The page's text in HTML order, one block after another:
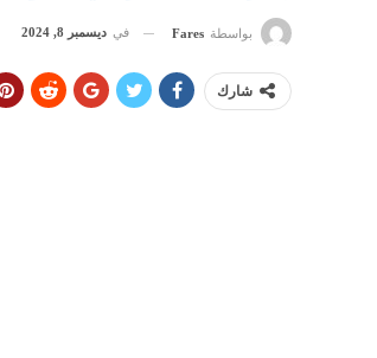
بواسطة Fares في ديسمبر 8, 2024
شارك